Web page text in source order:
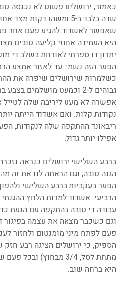
שדה בלבד ב-5 ומשהו דקות
שאפשר לאשדוד להגיע פעם אחר
היא העמידה אחוזי קליעה טובים
יתרון דו ספרתי לאורחת בשלב די
הפער הזה נשמר עד לאזור אמצע
כשלמרות שירושלים שיפרה את
גבוהים ל-2 וכמעט מושלמים
אפשרה לא מעט ליריבה שלה לטייל
נקודות קלות. ואם אשדוד הייתה
ריבאונד ההתקפה שלה לנקודות,
אפילו יותר גדול.
ברבע השלישי ירושלים כנראה
הגנה טובה, וגם הראתה לנו את זה
הפער בעקביות ברבע השלישי
הרביעי. אשדוד למרות הלחץ
עבודה די טובה בהתקפה עם הנעת
וגם כשכבר מצאה את עצמה בפיגור
פעם לפתח מיני מומנטום ולחזור
מתחת לסל, 3/4 מבחוץ)
היא ברחה שוב.